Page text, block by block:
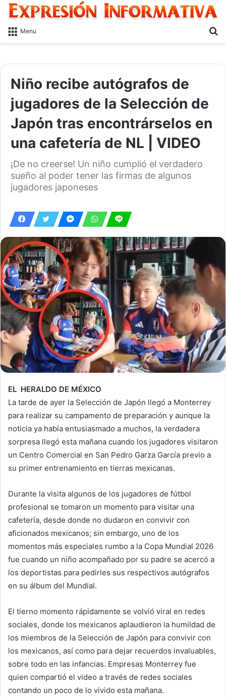
Menu
Niño recibe autógrafos de
jugadores de la Selección de
Japón tras encontrárselos en
una cafetería de NL | VIDEO
¡De no creerse! Un niño cumplió el verdadero
sueño al poder tener las firmas de algunos
jugadores japoneses
EL HERALDO DE MÉXICO
La tarde de ayer la Selección de Japón llegó a Monterrey
para realizar su campamento de preparación y aunque la
noticia ya había entusiasmado a muchos, la verdadera
sorpresa llegó esta mañana cuando los jugadores visitaron
un Centro Comercial en San Pedro Garza García previo a
su primer entrenamiento en tierras mexicanas.
Durante la visita algunos de los jugadores de fútbol
profesional se tomaron un momento para visitar una
cafetería, desde donde no dudaron en convivir con
aficionados mexicanos; sin embargo, uno de los
momentos más especiales rumbo a la Copa Mundial 2026
fue cuando un niño acompañado por su padre se acercó a
los deportistas para pedirles sus respectivos autógrafos
en su álbum del Mundial.
El tierno momento rápidamente se volvió viral en redes
sociales, donde los mexicanos aplaudieron la humildad de
los miembros de la Selección de Japón para convivir con
los mexicanos, así como para dejar recuerdos invaluables,
sobre todo en las infancias. Empresas Monterrey fue
quien compartió el video a través de redes sociales
contando un poco de lo vivido esta mañana.